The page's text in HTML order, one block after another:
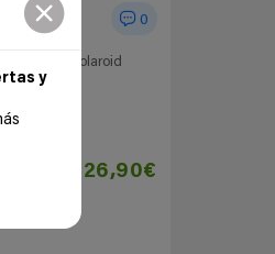
y
0
sol mujer polaroid
26,90€